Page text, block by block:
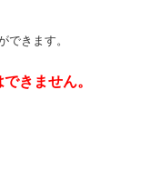
できます。
きません。